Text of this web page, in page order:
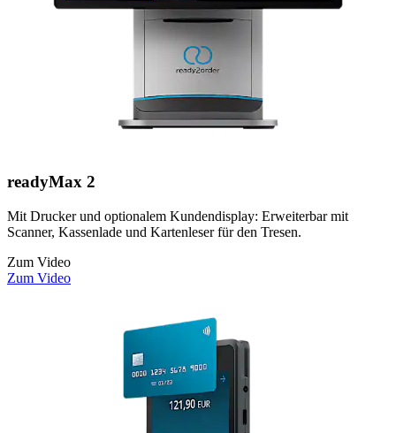
readyMax 2
Mit Drucker und optionalem Kundendisplay: Erweiterbar mit
Scanner, Kassenlade und Kartenleser für den Tresen.
Zum Video
Zum Video